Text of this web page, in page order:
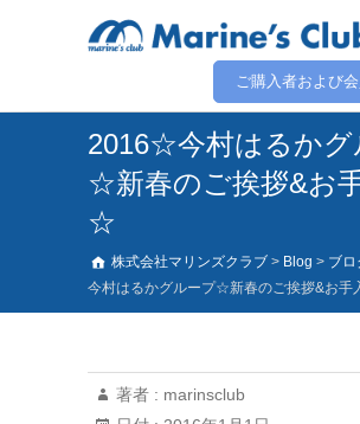
ご購入者および
2016☆今村はるかグ
☆新春のご挨拶&お
☆
株式会社マリンズクラブ > Blog > ブロ
今村はるかグループ☆新春のご挨拶&お手
著者 : marinsclub